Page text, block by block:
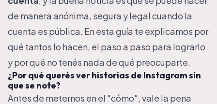
de manera anónima, segura y legal cuando la
cuenta es pública. En esta guía te explicamos por
qué tantos lo hacen, el paso a paso para lograrlo
y por qué no tenés nada de qué preocuparte.
¿Por qué querés ver historias de Instagram sin
que se note?
Antes de meternos en el "cómo", vale la pena